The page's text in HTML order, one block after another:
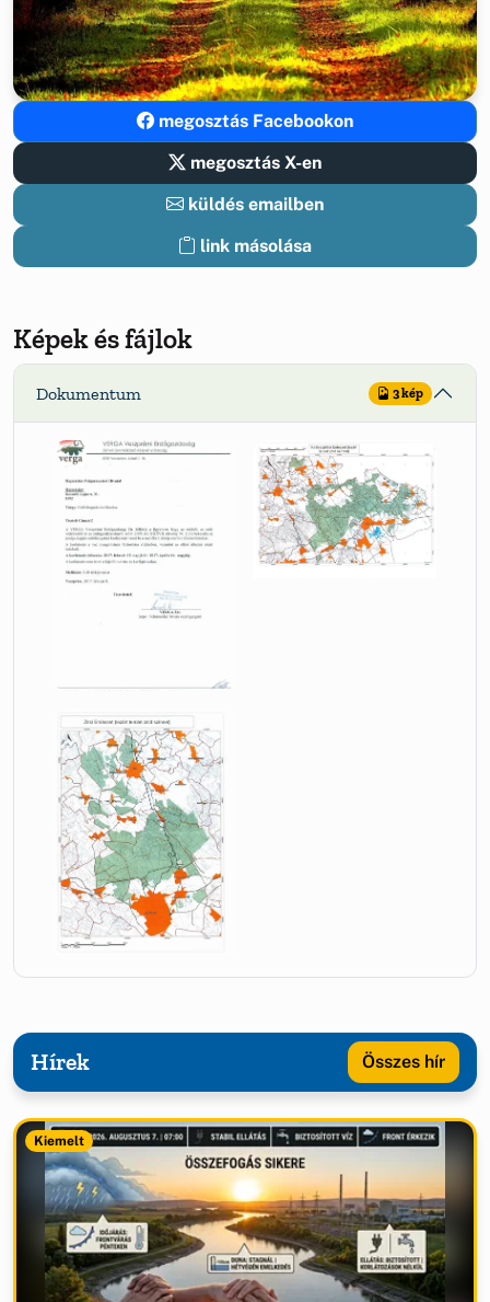
megosztás Facebookon
megosztás X-en
küldés emailben
link másolása
Képek és fájlok
Dokumentum 3 kép
Hírek Összes hír
Kiemelt